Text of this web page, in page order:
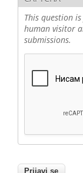
This question
human visitor
submissions.